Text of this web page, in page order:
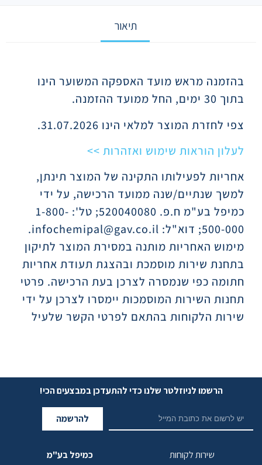
תיאור
בהזמנה מראש מועד האספקה המשוער הינו
בתוך 30 ימים, החל ממועד ההזמנה.
צפי לחזרת המוצר למלאי הינו 31.07.2026.
לעלון הוראות שימוש ואזהרות >>
אחריות לפעילותו התקינה של המוצר תינתן,
למשך שנתיים/שנה ממועד הרכישה, על ידי
כמיפל בע"מ ח.פ. 520040080; טל': 1-800-
500-000; דוא"ל: infochemipal@gav.co.il.
מימוש האחריות מותנה במסירת המוצר לתיקון
בתחנת שירות מוסמכת ובהצגת תעודת אחריות
חתומה כפי שנמסרה לצרכן בעת הרכישה. פרטי
תחנות השירות המוסמכות יימסרו לצרכן על ידי
שירות הלקוחות בהתאם לפרטי הקשר שלעיל
הרשמו לניוזלטר שלנו כדי להתעדכן במבצעים הכי!
להרשמה
שירות לקוחות
כמיפל בע"מ